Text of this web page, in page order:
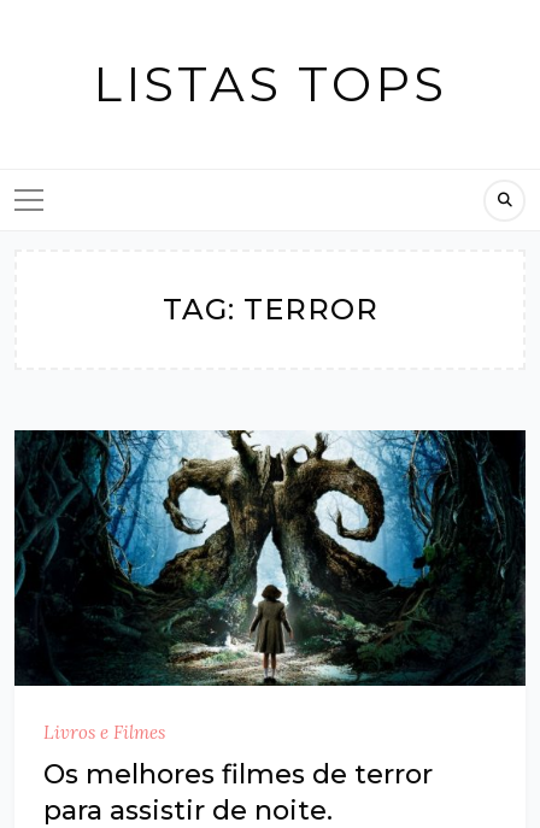
LISTAS TOPS
TAG: TERROR
Livros e Filmes
Os melhores filmes de terror
para assistir de noite.